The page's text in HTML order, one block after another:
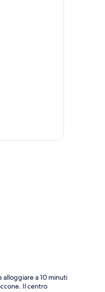
alloggiare a 10 minuti
Il centro